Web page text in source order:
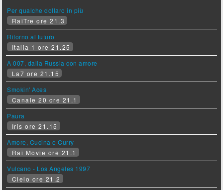
Per qualche dollaro in più
RaiTre ore 21.3
Ritorno al futuro
Italia 1 ore 21.25
A 007, dalla Russia con amore
La7 ore 21.15
Smokin' Aces
Canale 20 ore 21.1
Paura
Iris ore 21.15
Amore, Cucina e Curry
Rai Movie ore 21.1
Vulcano - Los Angeles 1997
Cielo ore 21.2